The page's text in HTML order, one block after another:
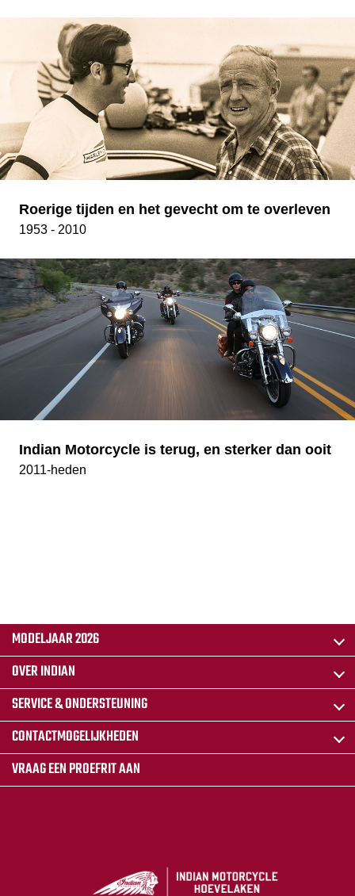
Roerige tijden en het gevecht om te overleven
1953 - 2010
Indian Motorcycle is terug, en sterker dan ooit
2011-heden
MODELJAAR 2026
OVER INDIAN
SERVICE & ONDERSTEUNING
CONTACTMOGELIJKHEDEN
VRAAG EEN PROEFRIT AAN